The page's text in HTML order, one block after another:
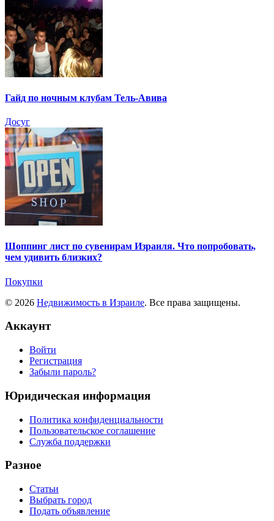
Гайд по ночным клубам Тель-Авива
Досуг
Шоппинг лист по сувенирам Израиля. Что попробовать,
чем удивить близких?
Покупки
© 2026 Недвижимость в Израиле. Все права защищены.
Аккаунт
Войти
Регистрация
Забыли пароль?
Юридическая информация
Политика конфиденциальности
Пользовательское соглашение
Служба поддержки
Разное
Статьи
Выбрать город
Подать объявление